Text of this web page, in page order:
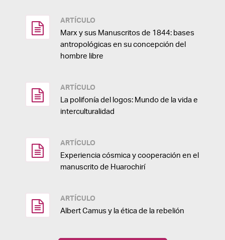
ARTÍCULO
Marx y sus Manuscritos de 1844: bases
antropológicas en su concepción del
hombre libre
ARTÍCULO
La polifonía del logos: Mundo de la vida e
interculturalidad
ARTÍCULO
Experiencia cósmica y cooperación en el
manuscrito de Huarochirí
ARTÍCULO
Albert Camus y la ética de la rebelión